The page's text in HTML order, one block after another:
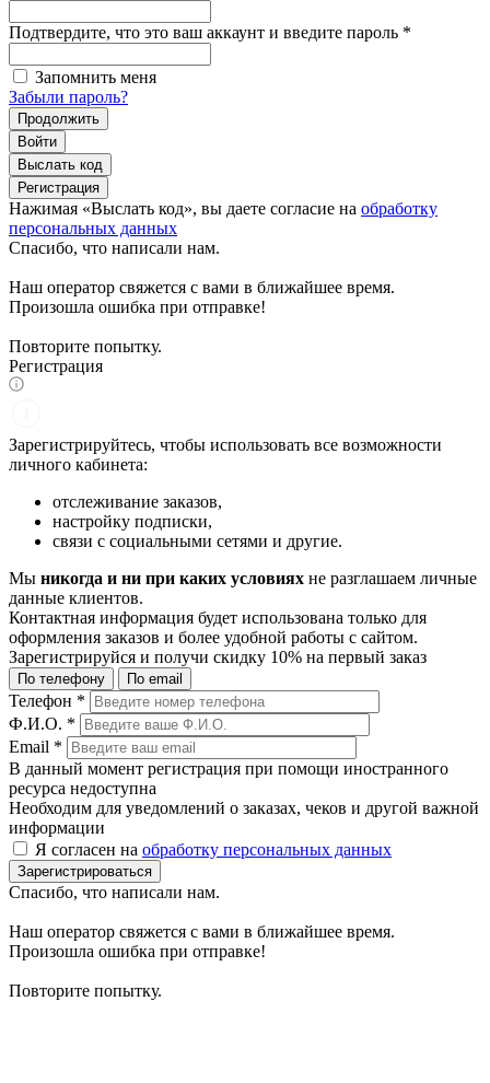
Подтвердите, что это ваш аккаунт и введите пароль *
Запомнить меня
Забыли пароль?
Продолжить
Войти
Выслать код
Регистрация
Нажимая «Выслать код», вы даете согласие на обработку
персональных данных
Спасибо, что написали нам.
Наш оператор свяжется с вами в ближайшее время.
Произошла ошибка при отправке!
Повторите попытку.
Регистрация
Зарегистрируйтесь, чтобы использовать все возможности
личного кабинета:
отслеживание заказов,
настройку подписки,
связи с социальными сетями и другие.
Мы никогда и ни при каких условиях не разглашаем личные
данные клиентов.
Контактная информация будет использована только для
оформления заказов и более удобной работы с сайтом.
Зарегистрируйся и получи скидку 10% на первый заказ
По телефону По email
Телефон *
Ф.И.О. *
Email *
В данный момент регистрация при помощи иностранного
ресурса недоступна
Необходим для уведомлений о заказах, чеков и другой важной
информации
Я согласен на обработку персональных данных
Зарегистрироваться
Спасибо, что написали нам.
Наш оператор свяжется с вами в ближайшее время.
Произошла ошибка при отправке!
Повторите попытку.